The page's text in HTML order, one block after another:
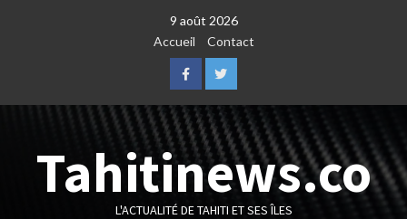
9 août 2026
Accueil
Contact
FacebookTwitter
Tahitinews.co
L'ACTUALITÉ DE TAHITI ET SES ÎLES